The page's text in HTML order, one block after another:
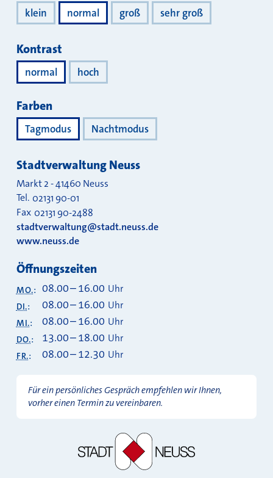
klein normal groß sehr groß
Kontrast
normal hoch
Farben
Tagmodus Nachtmodus
Stadtverwaltung Neuss
Markt 2-41460 Neuss
Tel. 02131 90-01
Fax 02131 90-2488
stadtverwaltung@stadt.neuss.de
www.neuss.de
Öffnungszeiten
MO.: 08.00–16.00 Uhr
DI.: 08.00–16.00 Uhr
MI.: 08.00–16.00 Uhr
DO.: 13.00–18.00 Uhr
FR.: 08.00–12.30 Uhr
Für ein persönliches Gespräch empfehlen wir Ihnen,
vorher einen Termin zu vereinbaren.